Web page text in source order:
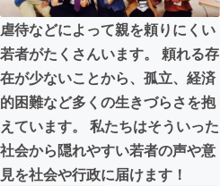
ビジネス・起業
まちづくり・地域活性化
CAMPFIRE for Social Good
CAMPFIREふるさと納税
虐待などによって親を頼りにくい
若者がたくさんいます。 頼れる存
在が少ないことから、孤立、経済
的困難など多くの生きづらさを抱
えています。 私たちはそういった
社会から隠れやすい若者の声や意
見を社会や行政に届けます！